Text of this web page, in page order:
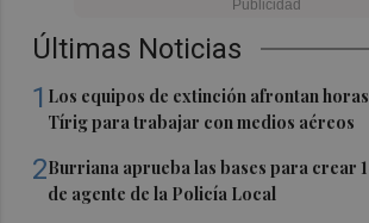
Últimas Noticias
1 Los equipos de extinción afrontan
Tírig para trabajar con medios aéreos
2Burriana aprueba las bases para crear
de agente de la Policía Local